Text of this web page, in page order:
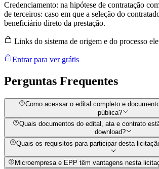
Credenciamento: na hipótese de contratação
de terceiros: caso em que a seleção do
beneficiário direto da prestação.
Links do sistema de origem e do processo
Entrar para ver grátis
Perguntas Frequentes
Como acessar o edital completo e
pública?
Quais documentos do edital, ata e contrato
download?
Quais os requisitos para participar desta
Microempresa e EPP têm vantagens nesta